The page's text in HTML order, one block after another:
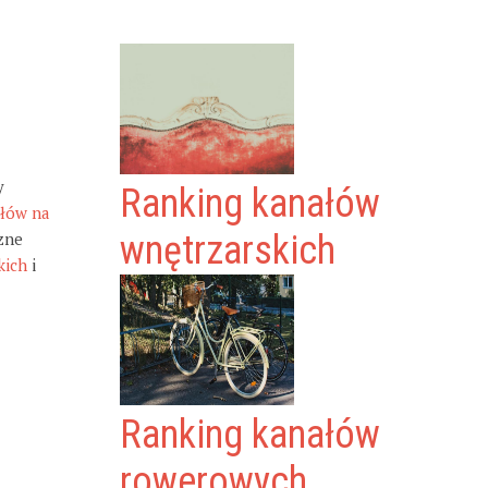
na
i
Ranking kanałów
wnętrzarskich
Ranking kanałów